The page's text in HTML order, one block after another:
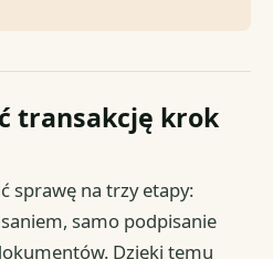
transakcję krok
sprawę na trzy etapy:
samo podpisanie
Dzięki temu